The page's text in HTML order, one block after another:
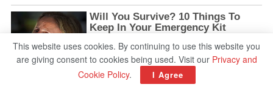
This website uses cookies. By continuing to use this website you
are giving consent to cookies being used. Visit our Privacy and
Cookie Policy. I Agree